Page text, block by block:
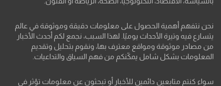
نحن نتفهم أهمية الحصول على معلومات دقيقة وموثوقة في عالم
يتسارع فيه وتيرة الأحداث يوميًا. لهذا السبب، نجمع لكم أحدث الأخبار
من مصادر موثوقة ومواقع معترف بها، ونقوم بتحليل وتقديم
المعلومات بشكل شامل يمكّنكم من فهم السياق والتداعيات.
سواء كنتم متابعين دائمين للأخبار أو تبحثون عن معلومات تؤثر في